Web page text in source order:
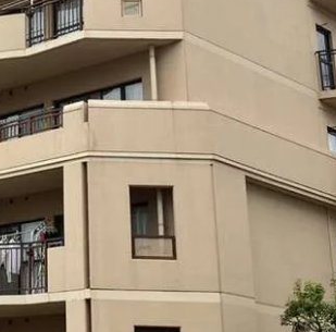
ら
ら